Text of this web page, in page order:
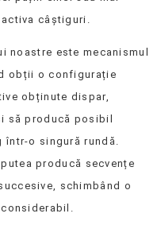
câștiguri.
este mecanismul
obții o configurație
obținute dispar,
să producă posibil
într-o singură rundă.
producă secvențe
schimbând o